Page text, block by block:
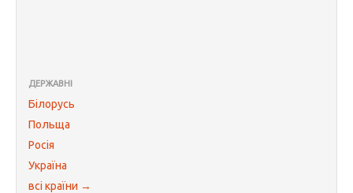
ДЕРЖАВНІ
Білорусь
Польща
Росія
Україна
всі країни →